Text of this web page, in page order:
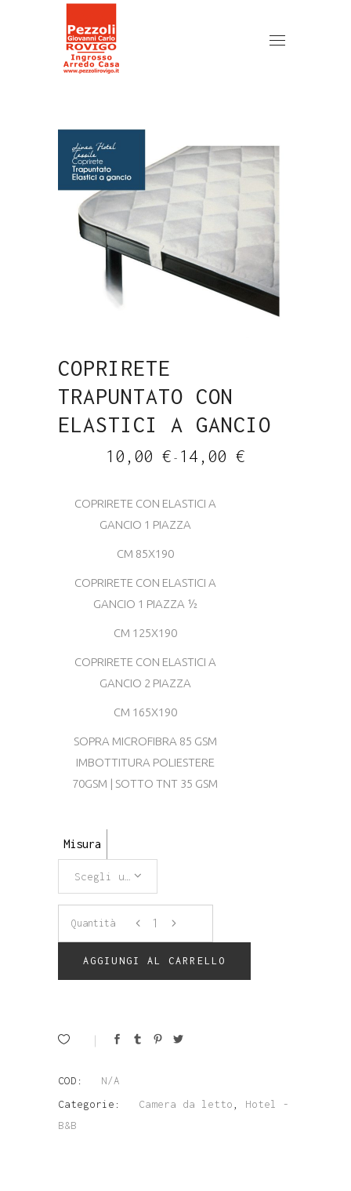
COPRIRETE
TRAPUNTATO CON
ELASTICI A GANCIO
10,00 € - 14,00 €
COPRIRETE CON ELASTICI A
GANCIO 1 PIAZZA
CM 85X190
COPRIRETE CON ELASTICI A
GANCIO 1 PIAZZA 1⁄2
CM 125X190
COPRIRETE CON ELASTICI A
GANCIO 2 PIAZZA
CM 165X190
SOPRA MICROFIBRA 85 GSM
IMBOTTITURA POLIESTERE
70GSM | SOTTO TNT 35 GSM
Misura
COPRIRETE
TRAPUNTATO
GANCIO
Quantità
AGGIUNGI AL CARRELLO
COD:
N/A
Categorie:
Camera da letto
Hotel -
B&B